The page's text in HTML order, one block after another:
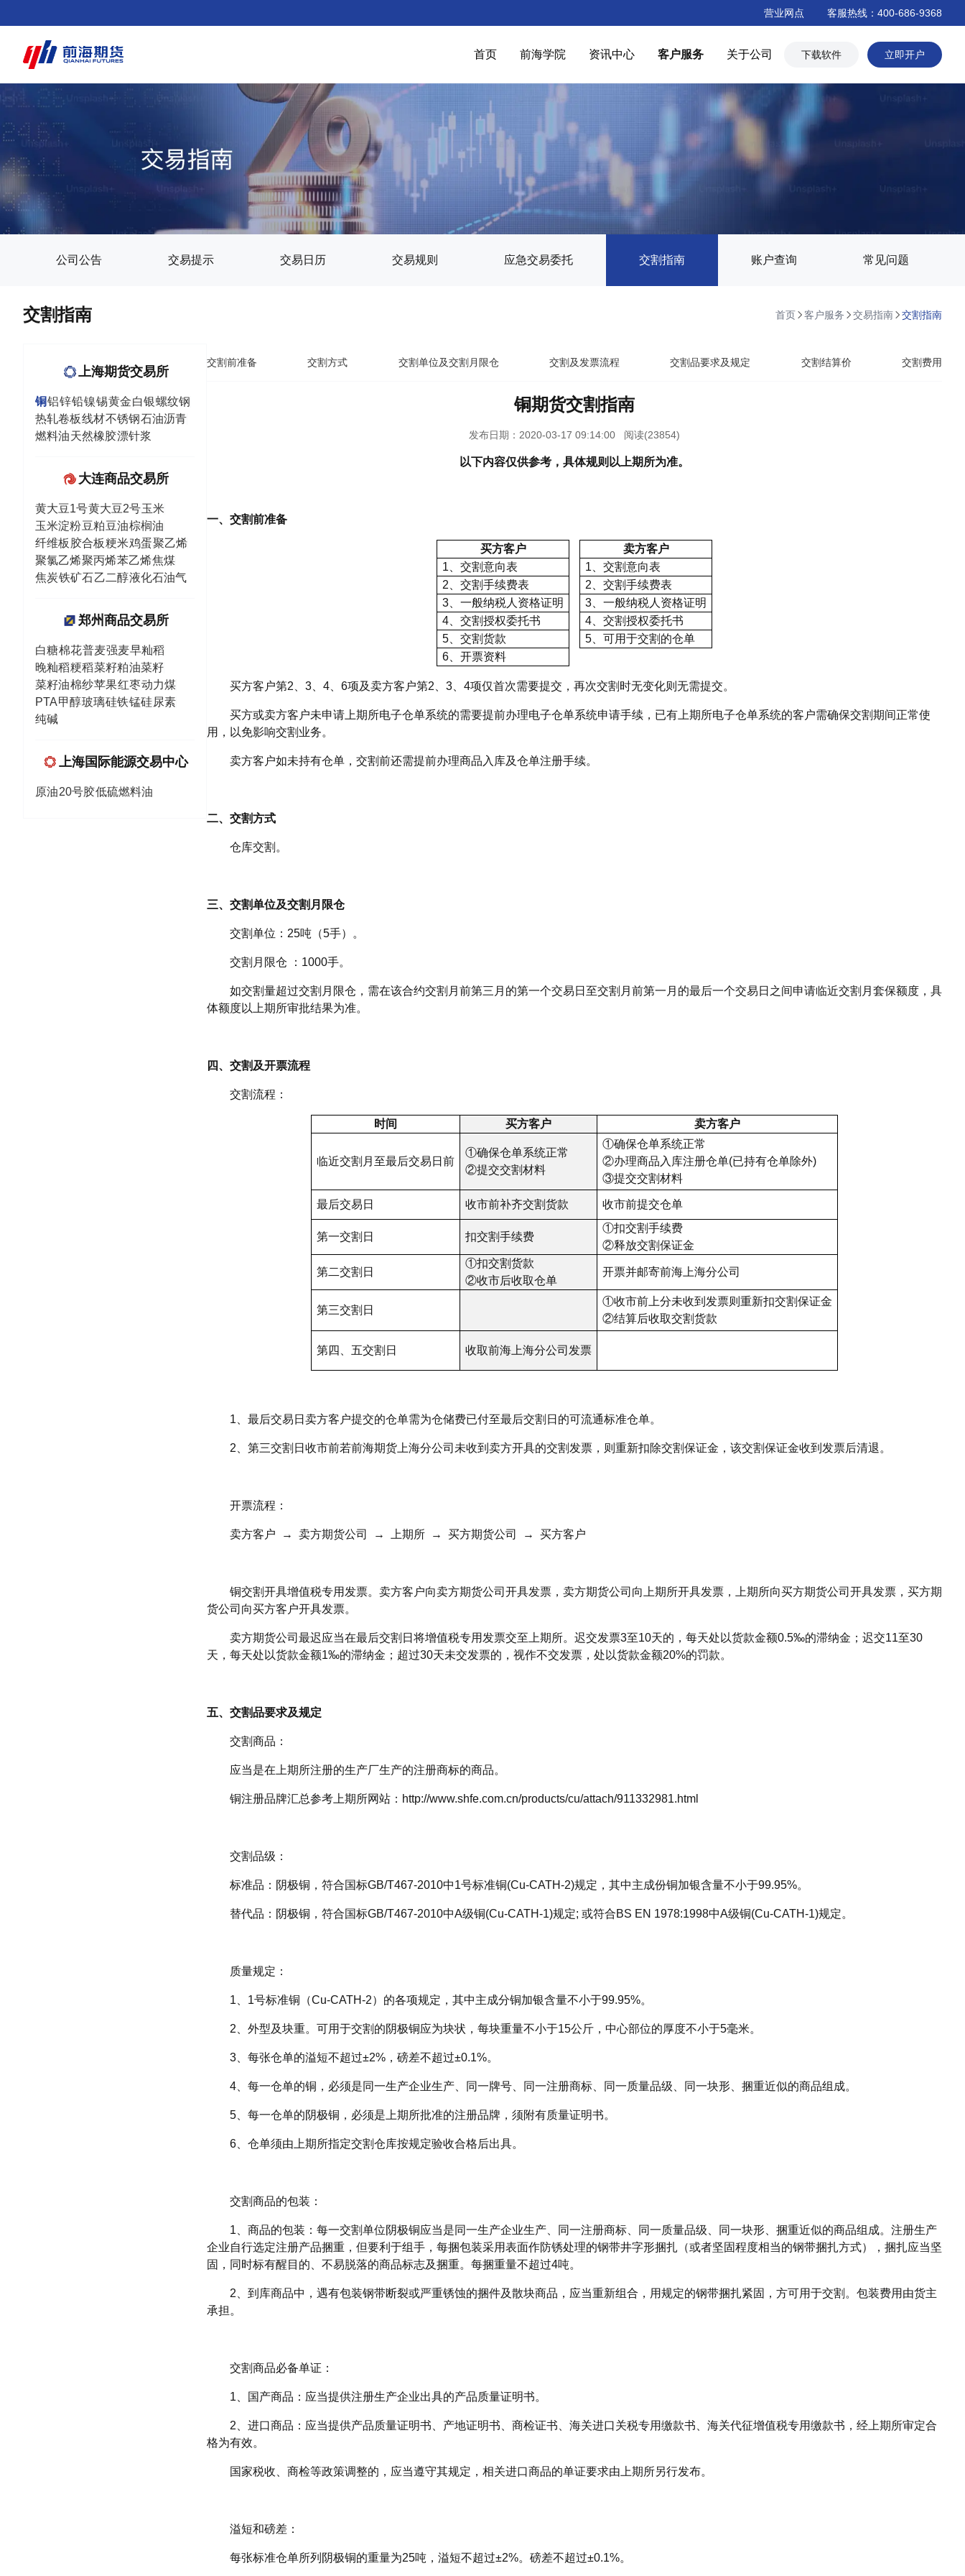
营业网点 客服热线：400-686-9368
首页 前海学院 资讯中心 客户服务 关于公司 下载软件 立即开户
公司公告 交易提示 交易日历 交易规则 应急交易委托 交割指南 账户查询 常见问题
交割指南 首页 客户服务 交易指南 交割指南
上海期货交易所
铜铝锌铅镍锡黄金白银螺纹钢
热轧卷板线材不锈钢石油沥青
燃料油天然橡胶漂针浆
大连商品交易所
黄大豆1号黄大豆2号玉米
玉米淀粉豆粕豆油棕榈油
纤维板 胶合板粳米鸡蛋聚乙烯
聚氯乙烯聚丙烯苯乙烯焦煤
焦炭铁矿石乙二醇液化石油气
郑州商品交易所
白糖棉花普麦强麦早籼稻
晚籼稻粳稻菜籽粕油菜籽
菜籽油棉纱苹果红枣动力煤
PTA甲醇玻璃硅铁锰硅尿素
纯碱
上海国际能源交易中心
原油20号胶低硫燃料油
交割前准备 交割方式 交割单位及交割月限仓 交割及发票流程 交割品要求及规定 交割结算价 交割费用
铜期货交割指南
发布日期：2020-03-17 09:14:00 阅读(23854)
以下内容仅供参考，具体规则以上期所为准。
一、交割前准备
买方客户
卖方客户
1、交割意向表
1、交割意向表
2、交割手续费表
2、交割手续费表
3、一般纳税人资格证明
3、一般纳税人资格证明
4、交割授权委托书
4、交割授权委托书
5、交割货款
5、可用于交割的仓单
6、开票资料
买方客户第2、3、4、6项及卖方客户第2、3、4项仅首次需要提交，再次交割时无变化则无需提交。
买方或卖方客户未申请上期所电子仓单系统的需要提前办理电子仓单系统申请手续，已有上期所电子仓单系统的客户需确保交割期间正常使
用，以免影响交割业务。
卖方客户如未持有仓单，交割前还需提前办理商品入库及仓单注册手续。
二、交割方式
仓库交割。
三、交割单位及交割月限仓
交割单位：25吨（5手）。
交割月限仓 ：1000手。
如交割量超过交割月限仓，需在该合约交割月前第三月的第一个交易日至交割月前第一月的最后一个交易日之间申请临近交割月套保额度，具
体额度以上期所审批结果为准。
四、交割及开票流程
交割流程：
时间 买方客户 卖方客户
临近交割月至最后交易日前
①确保仓单系统正常
②提交交割材料
①确保仓单系统正常
②办理商品入库注册仓单(已持有仓单除外)
③提交交割材料
最后交易日 收市前补齐交割货款 收市前提交仓单
第一交割日 扣交割手续费
①扣交割手续费
②释放交割保证金
第二交割日
①扣交割货款
②收市后收取仓单
开票并邮寄前海上海分公司
第三交割日
①收市前上分未收到发票则重新扣交割保证金
②结算后收取交割货款
第四、五交割日 收取前海上海分公司发票
1、最后交易日卖方客户提交的仓单需为仓储费已付至最后交割日的可流通标准仓单。
2、第三交割日收市前若前海期货上海分公司未收到卖方开具的交割发票，则重新扣除交割保证金，该交割保证金收到发票后清退。
开票流程：
卖方客户 → 卖方期货公司 → 上期所 → 买方期货公司 → 买方客户
铜交割开具增值税专用发票。卖方客户向卖方期货公司开具发票，卖方期货公司向上期所开具发票，上期所向买方期货公司开具发票，买方期
货公司向买方客户开具发票。
卖方期货公司最迟应当在最后交割日将增值税专用发票交至上期所。迟交发票3至10天的，每天处以货款金额0.5‰的滞纳金；迟交11至30
天，每天处以货款金额1‰的滞纳金；超过30天未交发票的，视作不交发票，处以货款金额20%的罚款。
五、交割品要求及规定
交割商品：
应当是在上期所注册的生产厂生产的注册商标的商品。
铜注册品牌汇总参考上期所网站：http://www.shfe.com.cn/products/cu/attach/911332981.html
交割品级：
标准品：阴极铜，符合国标GB/T467-2010中1号标准铜(Cu-CATH-2)规定，其中主成份铜加银含量不小于99.95%。
替代品：阴极铜，符合国标GB/T467-2010中A级铜(Cu-CATH-1)规定; 或符合BS EN 1978:1998中A级铜(Cu-CATH-1)规定。
质量规定：
1、1号标准铜（Cu-CATH-2）的各项规定，其中主成分铜加银含量不小于99.95%。
2、外型及块重。可用于交割的阴极铜应为块状，每块重量不小于15公斤，中心部位的厚度不小于5毫米。
3、每张仓单的溢短不超过±2%，磅差不超过±0.1%。
4、每一仓单的铜，必须是同一生产企业生产、同一牌号、同一注册商标、同一质量品级、同一块形、捆重近似的商品组成。
5、每一仓单的阴极铜，必须是上期所批准的注册品牌，须附有质量证明书。
6、仓单须由上期所指定交割仓库按规定验收合格后出具。
交割商品的包装：
1、商品的包装：每一交割单位阴极铜应当是同一生产企业生产、同一注册商标、同一质量品级、同一块形、捆重近似的商品组成。注册生产
企业自行选定注册产品捆重，但要利于组手，每捆包装采用表面作防锈处理的钢带井字形捆扎（或者坚固程度相当的钢带捆扎方式），捆扎应当坚
固，同时标有醒目的、不易脱落的商品标志及捆重。每捆重量不超过4吨。
2、到库商品中，遇有包装钢带断裂或严重锈蚀的捆件及散块商品，应当重新组合，用规定的钢带捆扎紧固，方可用于交割。包装费用由货主
承担。
交割商品必备单证：
1、国产商品：应当提供注册生产企业出具的产品质量证明书。
2、进口商品：应当提供产品质量证明书、产地证明书、商检证书、海关进口关税专用缴款书、海关代征增值税专用缴款书，经上期所审定合
格为有效。
国家税收、商检等政策调整的，应当遵守其规定，相关进口商品的单证要求由上期所另行发布。
溢短和磅差：
每张标准仓单所列阴极铜的重量为25吨，溢短不超过±2%。磅差不超过±0.1%。